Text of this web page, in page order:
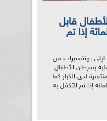
قابل
بنسبة 90 بالمائة إذا تم
ليلى بوتقشيرات من
بسرطان الأطفال
لدى الكبار كما
قابلة للشفاء بنسبة 90 بالمائة إذا تم التكفل به